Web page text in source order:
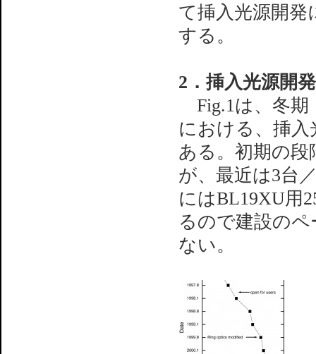
て挿入光源開
する。
2．挿入光源開
Fig.1は、冬期
における、挿
ある。初期の
が、最近は3台
にはBL19XU用
るので建設の
ない。